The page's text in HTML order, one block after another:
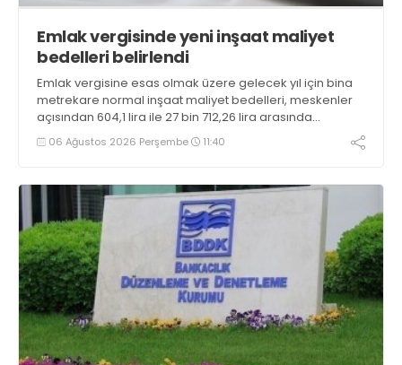
Emlak vergisinde yeni inşaat maliyet
bedelleri belirlendi
Emlak vergisine esas olmak üzere gelecek yıl için bina
metrekare normal inşaat maliyet bedelleri, meskenler
açısından 604,1 lira ile 27 bin 712,26 lira arasında
değişecek
06 Ağustos 2026 Perşembe 11:40